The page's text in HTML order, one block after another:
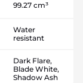
99.27 cm³
Water
resistant
Dark Flare,
Blade White,
Shadow Ash